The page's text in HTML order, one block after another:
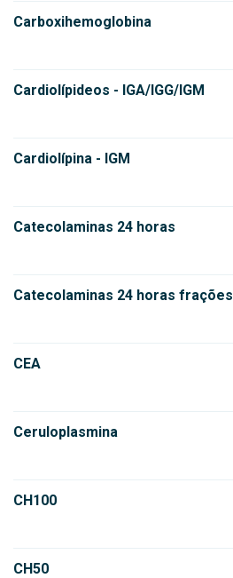
Carboxihemoglobina
Cardiolípideos - IGA/IGG/IGM
Cardiolípina - IGM
Catecolaminas 24 horas
Catecolaminas 24 horas frações
CEA
Ceruloplasmina
CH100
CH50